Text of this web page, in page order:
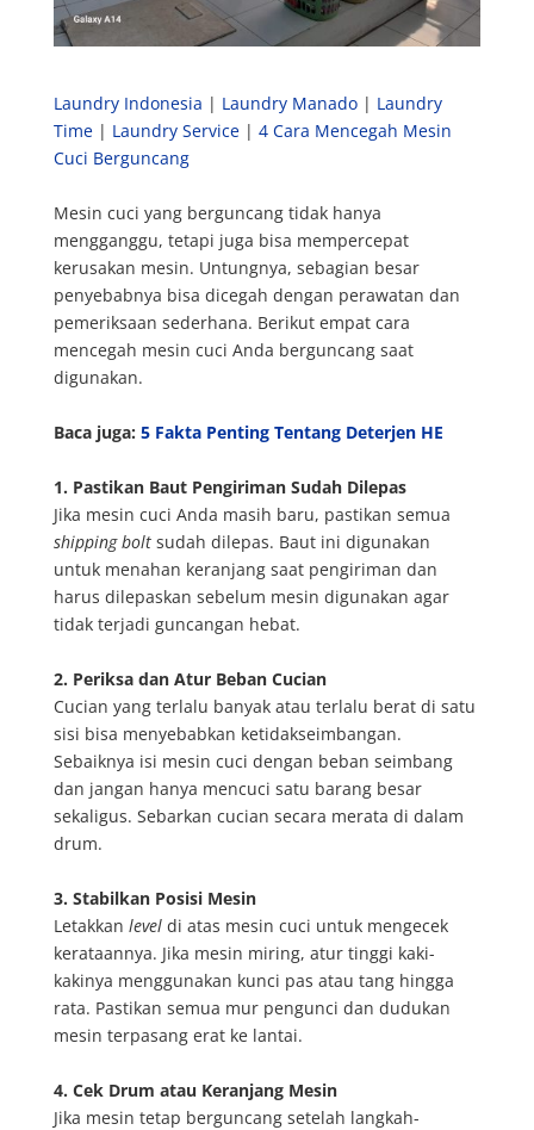
Laundry Indonesia | Laundry Manado| Laundry
Time| Laundry Service| 4 Cara Mencegah Mesin
Cuci Berguncang
Mesin cuci yang berguncang tidak hanya
mengganggu, tetapi juga bisa mempercepat
kerusakan mesin. Untungnya, sebagian besar
penyebabnya bisa dicegah dengan perawatan dan
pemeriksaan sederhana. Berikut empat cara
mencegah mesin cuci Anda berguncang saat
digunakan.
Baca juga: 5 Fakta Penting Tentang Deterjen HE
1. Pastikan Baut Pengiriman Sudah Dilepas
Jika mesin cuci Anda masih baru, pastikan semua
shipping boltsudah dilepas. Baut ini digunakan
untuk menahan keranjang saat pengiriman dan
harus dilepaskan sebelum mesin digunakan agar
tidak terjadi guncangan hebat.
2. Periksa dan Atur Beban Cucian
Cucian yang terlalu banyak atau terlalu berat di satu
sisi bisa menyebabkan ketidakseimbangan.
Sebaiknya isi mesin cuci dengan beban seimbang
dan jangan hanya mencuci satu barang besar
sekaligus. Sebarkan cucian secara merata di dalam
drum.
3. Stabilkan Posisi Mesin
Letakkan leveldi atas mesin cuci untuk mengecek
kerataannya. Jika mesin miring, atur tinggi kaki-
kakinya menggunakan kunci pas atau tang hingga
rata. Pastikan semua mur pengunci dan dudukan
mesin terpasang erat ke lantai.
4. Cek Drum atau Keranjang Mesin
Jika mesin tetap berguncang setelah langkah-